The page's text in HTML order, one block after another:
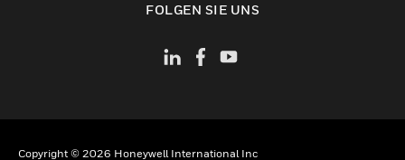
FOLGEN SIE UNS
Copyright © 2026 Honeywell International Inc